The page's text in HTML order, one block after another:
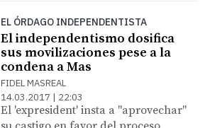
EL ÓRDAGO INDEPENDENTISTA
El independentismo dosifica
sus movilizaciones pese a la
condena a Mas
FIDEL MASREAL
14.03.2017 | 22:03
El 'expresident' insta a "aprovechar"